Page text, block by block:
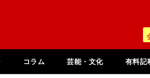
コラム 芸能・文化 有料記